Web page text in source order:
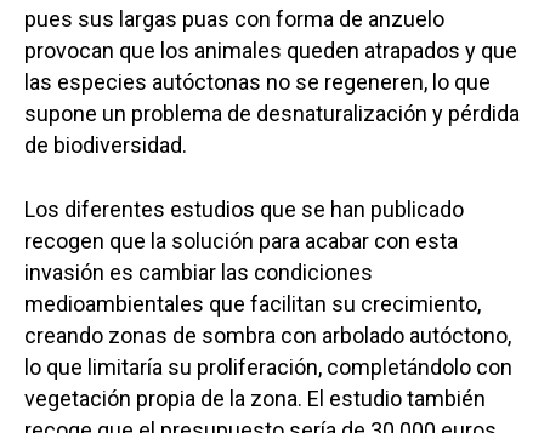
pues sus largas puas con forma de anzuelo
provocan que los animales queden atrapados y que
las especies autóctonas no se regeneren, lo que
supone un problema de desnaturalización y pérdida
de biodiversidad.
Los diferentes estudios que se han publicado
recogen que la solución para acabar con esta
invasión es cambiar las condiciones
medioambientales que facilitan su crecimiento,
creando zonas de sombra con arbolado autóctono,
lo que limitaría su proliferación, completándolo con
vegetación propia de la zona. El estudio también